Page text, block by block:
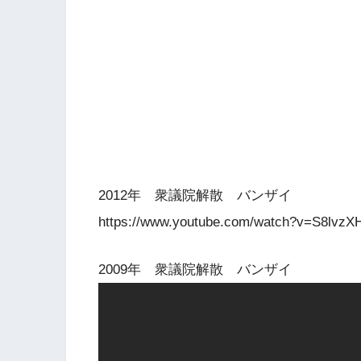
2012年 衆議院解散 バンザイ
https://www.youtube.com/
2009年 衆議院解散 バンザイ